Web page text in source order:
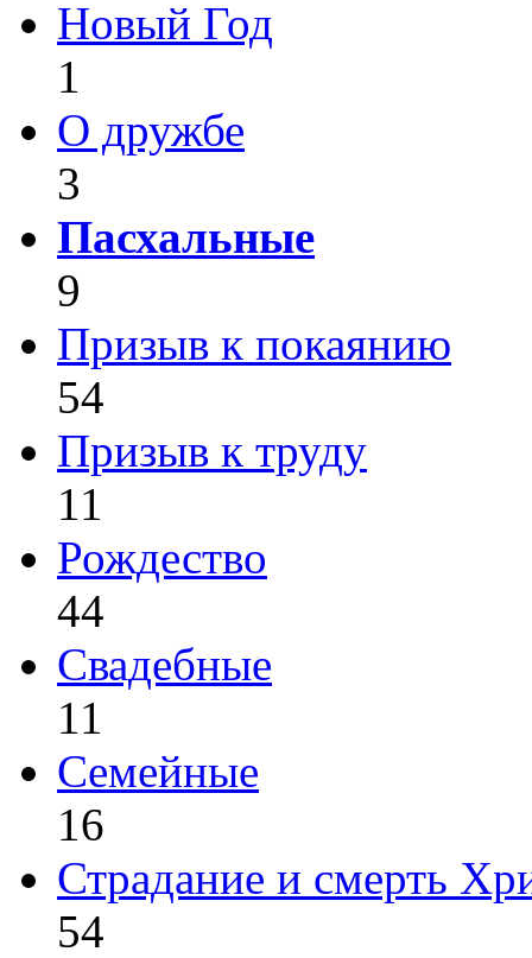
Новый Год
1
О дружбе
3
Пасхальные
9
Призыв к покаянию
54
Призыв к труду
11
Рождество
44
Свадебные
11
Семейные
16
Страдание и смерть
54